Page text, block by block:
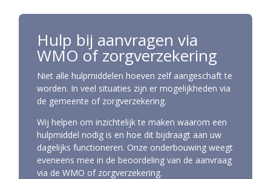
Hulp bij aanvragen via
WMO of zorgverzekering
Niet alle hulpmiddelen hoeven zelf aangeschaft te
worden. In veel situaties zijn er mogelijkheden via
de gemeente of zorgverzekering.
Wij helpen om inzichtelijk te maken waarom een
hulpmiddel nodig is en hoe dit bijdraagt aan uw
dagelijks functioneren. Onze onderbouwing weegt
eveneens mee in de beoordeling van de aanvraag
via de WMO of zorgverzekering.